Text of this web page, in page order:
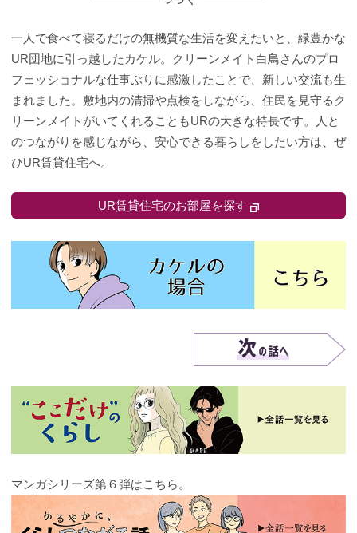
一人で食べて寝るだけの無機質な生活を変えたいと、緑豊かな
UR団地に引っ越したカケル。クリーンメイト白鳥さんのプロ
フェッショナルな仕事ぶりに感激したことで、新しい交流も生
まれました。敷地内の清掃や点検をしながら、住民を見守るク
リーンメイトがいてくれることもURの大きな特長です。人と
のつながりを感じながら、安心できる暮らしをしたい方は、ぜ
ひUR賃貸住宅へ。
UR賃貸住宅のお部屋を探す
マンガシリーズ第６弾はこちら。